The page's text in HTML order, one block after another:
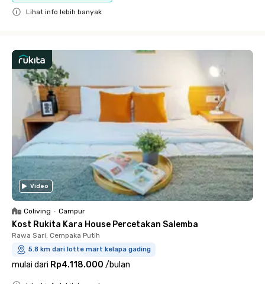
Lihat info lebih banyak
Video
Coliving • Campur
Kost Rukita Kara House Percetakan Salemba
Rawa Sari, Cempaka Putih
5.8 km dari lotte mart kelapa gading
mulai dari Rp4.118.000 /bulan